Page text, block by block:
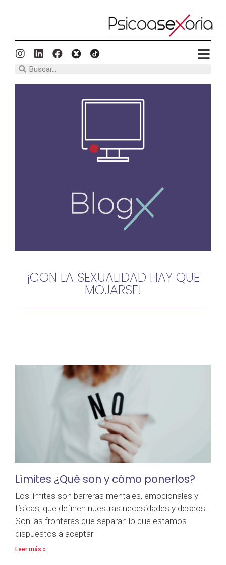
¡CON LA SEXUALIDAD HAY QUE
MOJARSE!
Límites ¿Qué son y cómo ponerlos?
Los límites son barreras mentales, emocionales y
físicas, que definen nuestras necesidades y deseos.
Son las fronteras que separan lo que estamos
dispuestos a aceptar
Leer más »